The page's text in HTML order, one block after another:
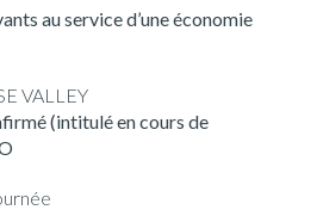
au service d’une économie
VALLEY
(intitulé en cours de